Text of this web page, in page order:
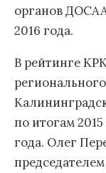
органов
2016 года.
В рейтинге
по итогам
года. Олег